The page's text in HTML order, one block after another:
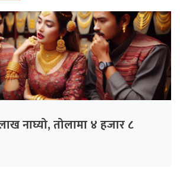
नाघ्यो, तोलामा ४ हजार ८